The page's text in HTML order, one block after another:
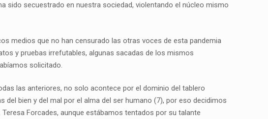
sido secuestrado en nuestra sociedad, violentando el núcleo mismo
medios que no han censurado las otras voces de esta pandemia
y pruebas irrefutables, algunas sacadas de los mismos
solicitado.
las anteriores, no solo acontece por el dominio del tablero
bien y del mal por el alma del ser humano (7), por eso decidimos
Forcades, aunque estábamos tentados por su talante